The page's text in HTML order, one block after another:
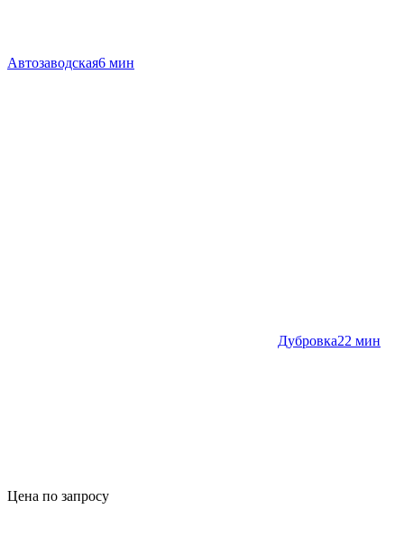
Автозаводская6 мин
Дубровка22 мин
Цена по запросу